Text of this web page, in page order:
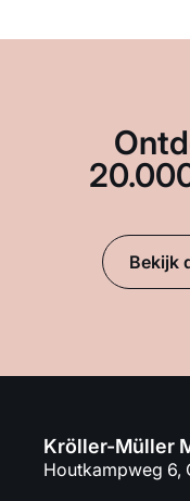
Bekijk
Kröller-Müller
Houtkampweg 6,